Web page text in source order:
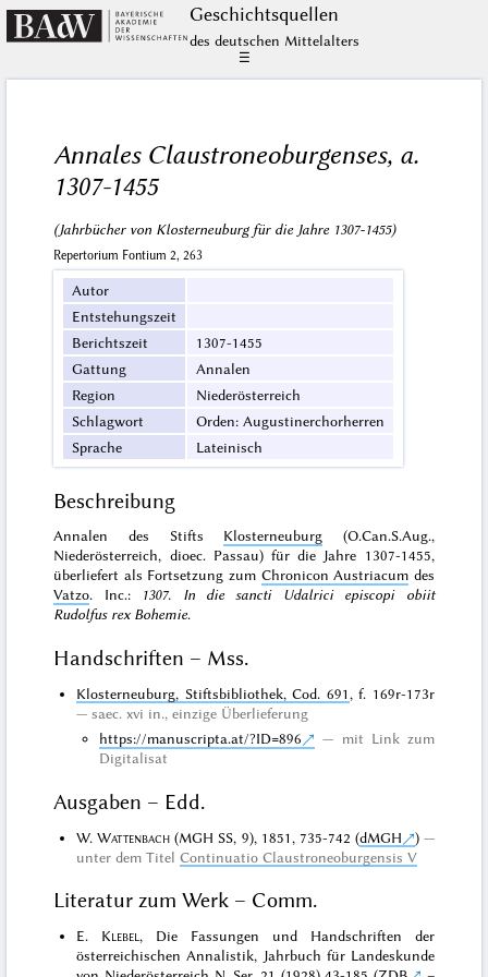
Geschichts­quellen
des deutschen Mittelalters
☰
Annales Claustroneoburgenses, a.
1307-1455
(Jahrbücher von Klosterneuburg für die Jahre 1307-1455)
Repertorium Fontium 2, 263
Autor
Entstehungszeit
Berichtszeit
1307-1455
Gattung
Annalen
Region
Niederösterreich
Schlagwort
Orden: Augustinerchorherren
Sprache
Lateinisch
Beschreibung
Annalen des Stifts Klosterneuburg (O.Can.S.Aug.,
Niederösterreich, dioec. Passau) für die Jahre 1307-1455,
überliefert als Fortsetzung zum Chronicon Austriacum des
Vatzo. Inc.:
1307. In die sancti Udalrici episcopi obiit
Rudolfus rex Bohemie.
Handschriften – Mss.
Klosterneuburg, Stiftsbibliothek, Cod. 691 , f. 169r-173r
saec. xvi in.,einzige Überlieferung
https://manuscripta.at/?ID=896
mit Link zum
Digitalisat
Ausgaben – Edd.
W.Wattenbach (MGH SS, 9), 1851, 735-742 (dMGH
)
unter dem TitelContinuatio Claustroneoburgensis V
Literatur zum Werk – Comm.
E. Klebel , Die Fassungen und Handschriften der
österreichischen Annalistik, Jahrbuch für Landeskunde